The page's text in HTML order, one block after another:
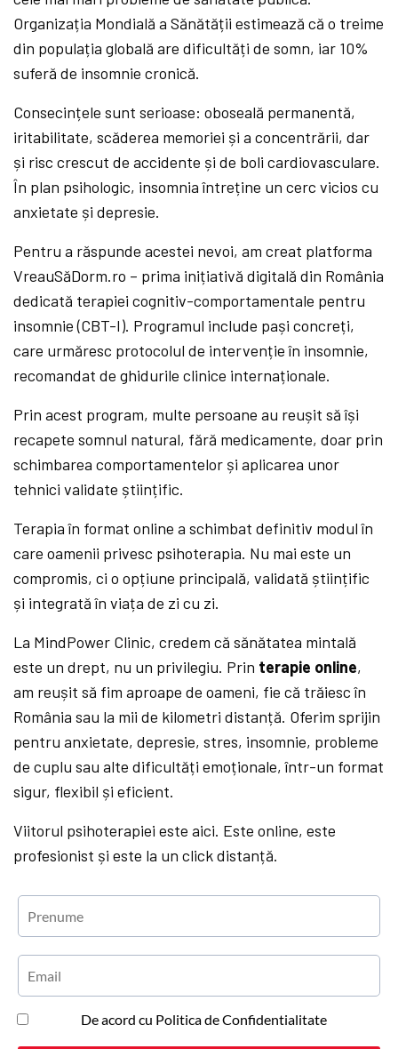
Organizația Mondială a Sănătății estimează că o treime
din populația globală are dificultăți de somn, iar 10%
suferă de insomnie cronică.
Consecințele sunt serioase: oboseală permanentă,
iritabilitate, scăderea memoriei și a concentrării, dar
și risc crescut de accidente și de boli cardiovasculare.
În plan psihologic, insomnia întreține un cerc vicios cu
anxietate și depresie.
Pentru a răspunde acestei nevoi, am creat platforma
VreauSăDorm.ro – prima inițiativă digitală din România
dedicată terapiei cognitiv-comportamentale pentru
insomnie (CBT-I). Programul include pași concreți,
care urmăresc protocolul de intervenție în insomnie,
recomandat de ghidurile clinice internaționale.
Prin acest program, multe persoane au reușit să își
recapete somnul natural, fără medicamente, doar prin
schimbarea comportamentelor și aplicarea unor
tehnici validate științific.
Terapia în format online a schimbat definitiv modul în
care oamenii privesc psihoterapia. Nu mai este un
compromis, ci o opțiune principală, validată științific
și integrată în viața de zi cu zi.
La MindPower Clinic, credem că sănătatea mintală
este un drept, nu un privilegiu. Prin terapie online,
am reușit să fim aproape de oameni, fie că trăiesc în
România sau la mii de kilometri distanță. Oferim sprijin
pentru anxietate, depresie, stres, insomnie, probleme
de cuplu sau alte dificultăți emoționale, într-un format
sigur, flexibil și eficient.
Viitorul psihoterapiei este aici. Este online, este
profesionist și este la un click distanță.